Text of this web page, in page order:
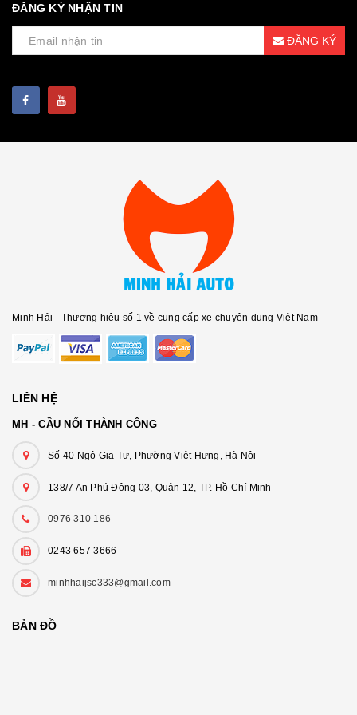
ĐĂNG KÝ NHẬN TIN
ĐĂNG KÝ
Minh Hải - Thương hiệu số 1 về cung cấp xe chuyên dụng Việt Nam
LIÊN HỆ
MH - CẦU NỐI THÀNH CÔNG
Số 40 Ngô Gia Tự, Phường Việt Hưng, Hà Nội
138/7 An Phú Đông 03, Quận 12, TP. Hồ Chí Minh
0976 310 186
0243 657 3666
minhhaijsc333@gmail.com
BẢN ĐỒ